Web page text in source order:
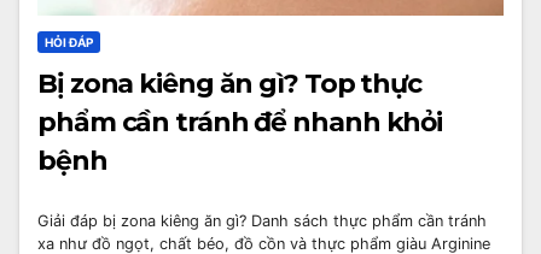
HỎI ĐÁP
Bị zona kiêng ăn gì? Top thực
phẩm cần tránh để nhanh khỏi
bệnh
Giải đáp bị zona kiêng ăn gì? Danh sách thực phẩm cần tránh
xa như đồ ngọt, chất béo, đồ cồn và thực phẩm giàu Arginine